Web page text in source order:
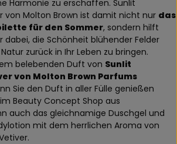
Harmonie zu erschaffen. Sunlit
von Molton Brown ist damit nicht nur das
für den Sommer, sondern hilft
dabei, die Schönheit blühender Felder
zurück in Ihr Leben zu bringen.
belebenden Duft von Sunlit
von Molton Brown Parfums
Sie den Duft in aller Fülle genießen
Beauty Concept Shop aus
auch das gleichnamige Duschgel und
mit dem herrlichen Aroma von